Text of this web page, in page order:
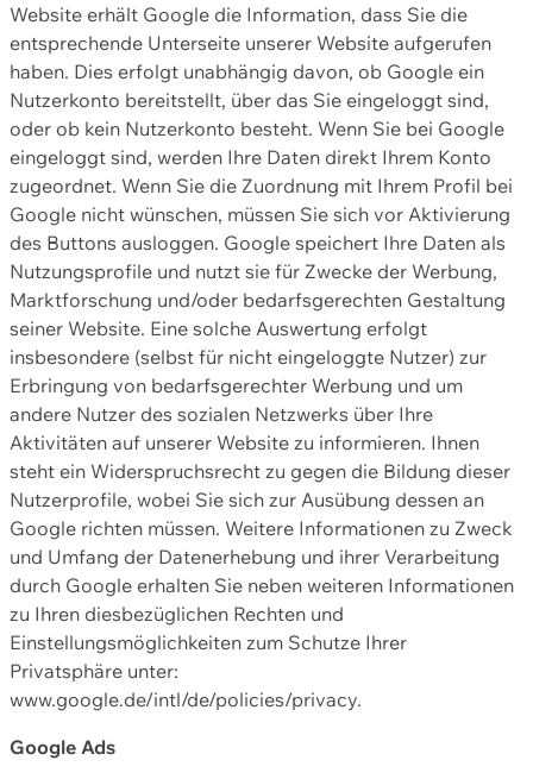
Website erhält Google die Information, dass Sie die
entsprechende Unterseite unserer Website aufgerufen
haben. Dies erfolgt unabhängig davon, ob Google ein
Nutzerkonto bereitstellt, über das Sie eingeloggt sind,
oder ob kein Nutzerkonto besteht. Wenn Sie bei Google
eingeloggt sind, werden Ihre Daten direkt Ihrem Konto
zugeordnet. Wenn Sie die Zuordnung mit Ihrem Profil bei
Google nicht wünschen, müssen Sie sich vor Aktivierung
des Buttons ausloggen. Google speichert Ihre Daten als
Nutzungsprofile und nutzt sie für Zwecke der Werbung,
Marktforschung und/oder bedarfsgerechten Gestaltung
seiner Website. Eine solche Auswertung erfolgt
insbesondere (selbst für nicht eingeloggte Nutzer) zur
Erbringung von bedarfsgerechter Werbung und um
andere Nutzer des sozialen Netzwerks über Ihre
Aktivitäten auf unserer Website zu informieren. Ihnen
steht ein Widerspruchsrecht zu gegen die Bildung dieser
Nutzerprofile, wobei Sie sich zur Ausübung dessen an
Google richten müssen. Weitere Informationen zu Zweck
und Umfang der Datenerhebung und ihrer Verarbeitung
durch Google erhalten Sie neben weiteren Informationen
zu Ihren diesbezüglichen Rechten und
Einstellungsmöglichkeiten zum Schutze Ihrer
Privatsphäre unter:
www.google.de/intl/de/policies/privacy.
Google Ads